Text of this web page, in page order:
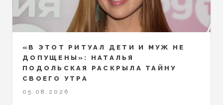
«В ЭТОТ РИТУАЛ ДЕТИ И МУЖ НЕ
ДОПУЩЕНЫ»: НАТАЛЬЯ
ПОДОЛЬСКАЯ РАСКРЫЛА ТАЙНУ
СВОЕГО УТРА
05.08.2026